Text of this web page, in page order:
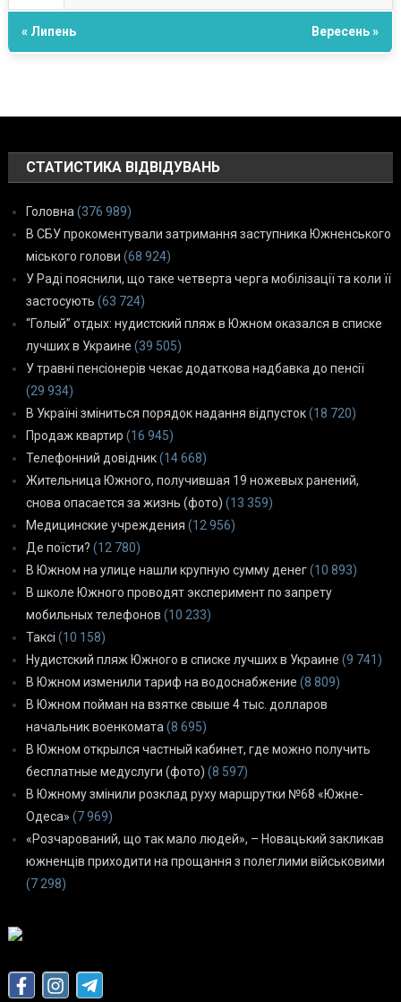
« Липень Вересень »
СТАТИСТИКА ВІДВІДУВАНЬ
Головна (376 989)
В СБУ прокоментували затримання заступника Южненського
міського голови (68 924)
У Раді пояснили, що таке четверта черга мобілізації та коли її
застосують (63 724)
“Голый” отдых: нудистский пляж в Южном оказался в списке
лучших в Украине (39 505)
У травні пенсіонерів чекає додаткова надбавка до пенсії
(29 934)
В Україні зміниться порядок надання відпусток(18 720)
Продаж квартир (16 945)
Телефонний довідник(14 668)
Жительница Южного, получившая 19 ножевых ранений,
снова опасается за жизнь (фото) (13 359)
Медицинские учреждения (12 956)
Де поїсти? (12 780)
В Южном на улице нашли крупную сумму денег(10 893)
В школе Южного проводят эксперимент по запрету
мобильных телефонов (10 233)
Таксі (10 158)
Нудистский пляж Южного в списке лучших в Украине (9 741)
В Южном изменили тариф на водоснабжение (8 809)
В Южном пойман на взятке свыше 4 тыс. долларов
начальник военкомата (8 695)
В Южном открылся частный кабинет, где можно получить
бесплатные медуслуги (фото) (8 597)
В Южному змінили розклад руху маршрутки №68 «Южне-
Одеса» (7 969)
«Розчарований, що так мало людей», – Новацький закликав
южненців приходити на прощання з полеглими військовими
(7 298)